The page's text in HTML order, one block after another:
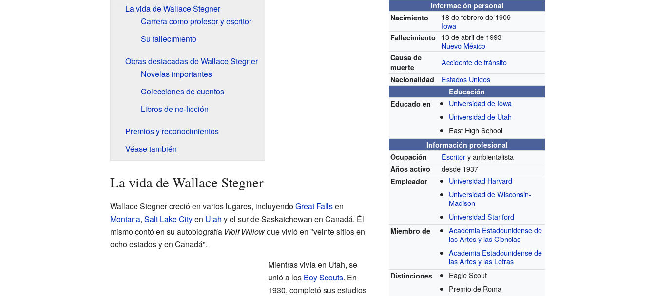
Información personal
Nacimiento
18 de febrero de 1909
Iowa
Fallecimiento
13 de abril de 1993
Nuevo México
Causa de
muerte
Accidente de tránsito
Nacionalidad Estados Unidos
Educación
Educado en
Universidad de Iowa
Universidad de Utah
East High School
Información profesional
Ocupación
Escritory ambientalista
Años activo desde 1937
Empleador
Universidad Harvard
Universidad de Wisconsin-
Madison
Universidad Stanford
Miembro de
Academia Estadounidense de
las Artes y las Ciencias
Academia Estadounidense de
las Artes y las Letras
Distinciones
Eagle Scout
Premio de Roma
La vida de Wallace Stegner
Carrera como profesor y escritor
Su fallecimiento
Obras destacadas de Wallace Stegner
Novelas importantes
Colecciones de cuentos
Libros de no-ficción
Premios y reconocimientos
Véase también
La vida de Wallace Stegner
Wallace Stegner creció en varios lugares, incluyendoGreat Fallsen
Montana, Salt Lake Cityen Utah y el sur de Saskatchewan en Canadá. Él
mismo contó en su autobiografía Wolf Willowque vivió en "veinte sitios en
ocho estados y en Canadá".
Mientras vivía en Utah, se
unió a los Boy Scouts. En
1930, completó sus estudios